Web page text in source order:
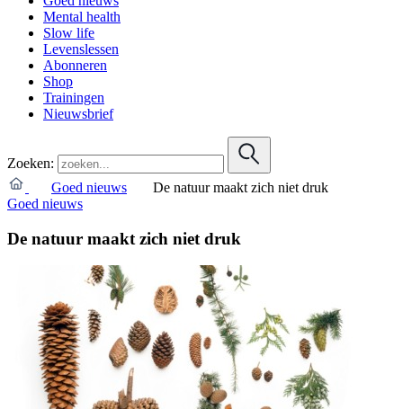
Mental health
Slow life
Levenslessen
Abonneren
Shop
Trainingen
Nieuwsbrief
Zoeken:
Goed nieuws
De natuur maakt zich niet druk
Goed nieuws
De natuur maakt zich niet druk